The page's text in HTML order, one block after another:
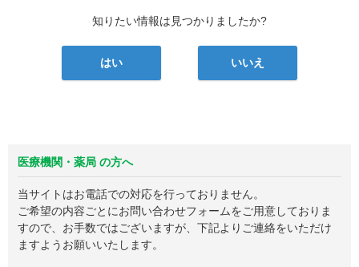
知りたい情報は見つかりましたか?
はい いいえ
医療機関・薬局 の方へ
当サイトはお電話での対応を行っておりません。
ご希望の内容ごとにお問い合わせフォームをご用意しておりま
すので、お手数ではございますが、下記よりご連絡をいただけ
ますようお願いいたします。